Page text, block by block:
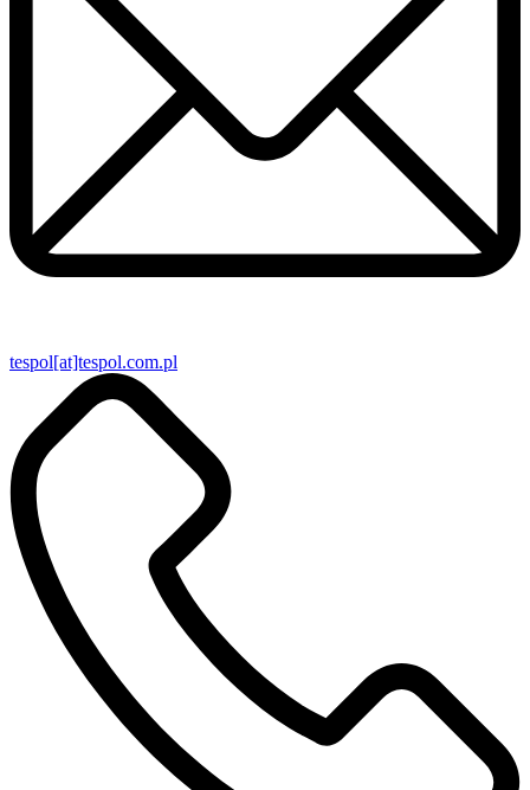
tespol[at]tespol.com.pl